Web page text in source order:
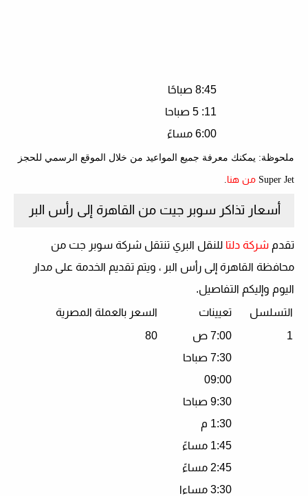
8:45 صباحًا
11: 5 صباحا
6:00 مساءً
ملحوظة: يمكنك معرفة جميع المواعيد من خلال الموقع الرسمي للحجز
Super Jet من هنا
أسعار تذاكر سوبر جيت من القاهرة إلى رأس البر
تقدم شركة دلتا للنقل البري تنتقل شركة سوبر جت من
محافظة القاهرة إلى رأس البر ، ويتم تقديم الخدمة على مدار
اليوم وإليكم التفاصيل.
التسلسل
تعيينات
السعر بالعملة المصرية
1
7:00 ص
7:30 صباحا
09:00
9:30 صباحا
1:30 م
1:45 مساءً
2:45 مساءً
3:30 مساءا
80